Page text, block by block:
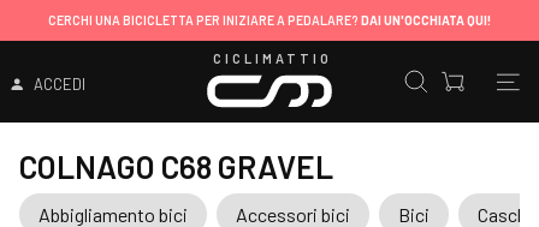
CERCHI UNA BICICLETTA PER INIZIARE A PEDALARE? DAI UN'OCCHIATA QUI!
ACCEDI
CICLIMATTIO
COLNAGO C68 GRAVEL
Abbigliamento bici Accessori bici Bici Caschi